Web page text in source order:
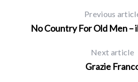
Previous
No Country For Old Men
Next article
Grazie